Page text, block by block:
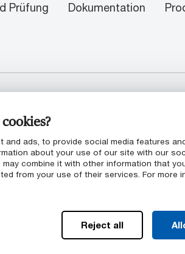
ads, to provide social media features
about your use of our site with our
combine it with other information that
from your use of their services. For more
Reject all
Prüfung Dokumentation
Verfügbare Farben